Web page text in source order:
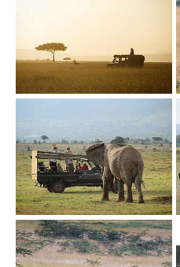
Show larger version